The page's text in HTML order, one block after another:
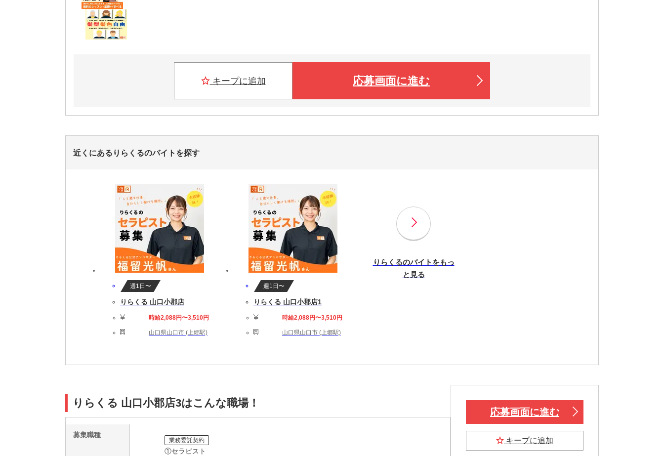
キープに追加 応募画面に進む
近くにあるりらくるのバイトを探す
週1日〜
りらくる 山口小郡店
時給2,088円〜3,510円
山口県山口市 (上郷駅)
週1日〜
りらくる 山口小郡店1
時給2,088円〜3,510円
山口県山口市 (上郷駅)
りらくるのバイトをもっ
と見る
りらくる 山口小郡店3はこんな職場！
募集職種
業務委託契約
①セラピスト
応募画面に進む
キープに追加